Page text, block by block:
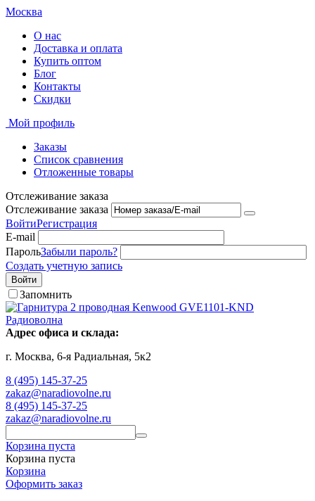
Москва
О нас
Доставка и оплата
Купить оптом
Блог
Контакты
Скидки
Мой профиль
Заказы
Список сравнения
Отложенные товары
Отслеживание заказа
Отслеживание заказа
ВойтиРегистрация
E-mail
ПарольЗабыли пароль?
Создать учетную запись
Войти
Запомнить
Адрес офиса и склада:
г. Москва, 6-я Радиальная, 5к2
8 (495) 145-37-25
zakaz@naradiovolne.ru
8 (495) 145-37-25
zakaz@naradiovolne.ru
Корзина пуста
Корзина пуста
Корзина
Оформить заказ